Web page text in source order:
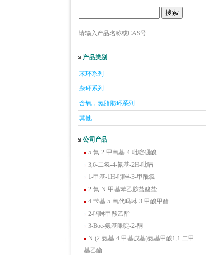
请输入产品名称或CAS号
产品类别
苯环系列
杂环系列
含氧，氮脂肪环系列
其他
公司产品
2-羟甲基-4-氨基吡啶
甲基丙烯酸乙酯
3-氨基-4-溴苯酚
2-(2,4-二氯苯氧)乙脒盐酸盐
1-甲基-3-三氟甲基-1H-吡唑-4-胺
4-(1-氨基环丙基)-苯甲酸甲酯盐酸盐
3-(三氟甲磺酰基)-4-氟苯磺酰胺
6-喹啉甲酸
5-氟-2-甲氧基-4-吡啶硼酸
3,6-二氢-4-氰基-2H-吡喃
1-甲基-1H-吲唑-3-甲酰氯
2-氟-N-甲基苯乙胺盐酸盐
4-苄基-5-氧代吗啉-3-甲酸甲酯
2-吗啉甲酸乙酯
3-Boc-氨基哌啶-2-酮
N-(2-氨基-4-甲基戊基)氨基甲酸1,1-二甲
基乙酯